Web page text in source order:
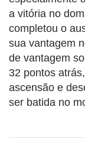
a vitória no
completou o
sua vantagem
de vantagem
32 pontos
ascensão e
ser batida no